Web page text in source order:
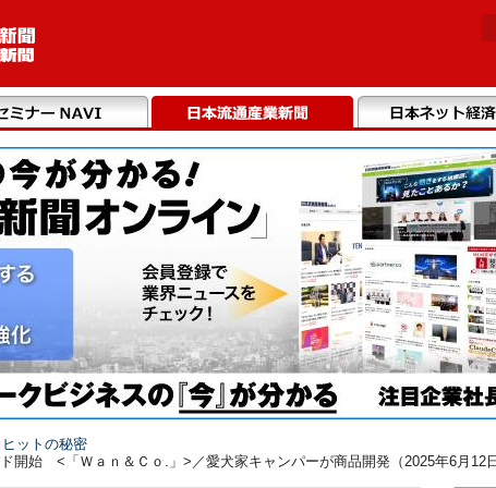
ヒットの秘密
開始 <「Ｗａｎ＆Ｃｏ.」>／愛犬家キャンパーが商品開発（2025年6月12